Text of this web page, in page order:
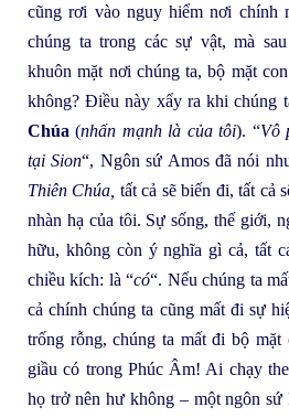
cũng rơi vào nguy hiểm nơi chính
chúng ta trong các sự vật, mà
khuôn mặt nơi chúng ta, bộ mặt
không? Điều này xẩy ra khi chúng
Chúa(nhấn mạnh là của tôi). “Vô
tại Sion“, Ngôn sứ Amos đã nói
Thiên Chúa, tất cả sẽ biến đi, tất cả
nhàn hạ của tôi. Sự sống, thế giới,
hữu, không còn ý nghĩa gì cả, tất
chiều kích: là “có“. Nếu chúng ta
cả chính chúng ta cũng mất đi sự
trống rỗng, chúng ta mất đi bộ
giầu có trong Phúc Âm! Ai chạy
họ trở nên hư không – một ngôn sứ